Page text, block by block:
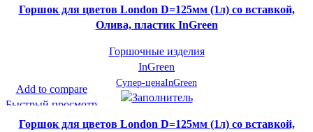
В желаемое
Горшок для цветов London D=125мм (1л) со вставкой,
Олива, пластик InGreen
Горшочные изделия
InGreen
Супер-ценаInGreen
Add to compare
Быстрый просмотр
В желаемое
Горшок для цветов London D=125мм (1л) со вставкой,